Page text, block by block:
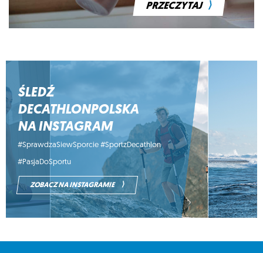
PRZECZYTAJ ⟩
ŚLEDŹ
DECATHLONPOLSKA
NA INSTAGRAM
#SprawdzaSiewSporcie #SportzDecathlon
#PasjaDoSportu
ZOBACZ NA INSTAGRAMIE ⟩